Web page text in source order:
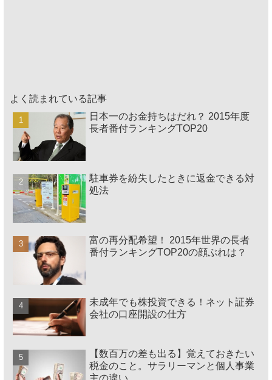
よく読まれている記事
日本一のお金持ちはだれ？ 2015年度
長者番付ランキングTOP20
駐車券を紛失したときに返金できる対
処法
富の再分配希望！ 2015年世界の長者
番付ランキングTOP20の顔ぶれは？
未成年でも株投資できる！ネット証券
会社の口座開設の仕方
【数百万の差も出る】覚えておきたい
税金のこと。サラリーマンと個人事業
主の違い